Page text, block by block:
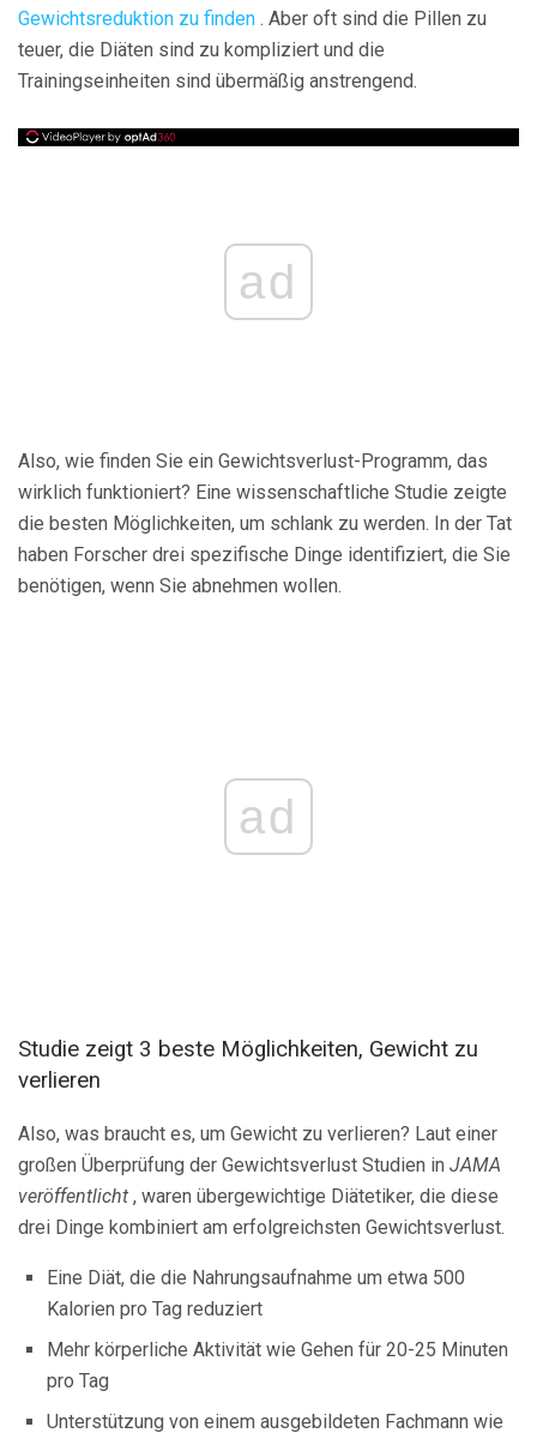
Gewichtsreduktion zu finden . Aber oft sind die Pillen zu
teuer, die Diäten sind zu kompliziert und die
Trainingseinheiten sind übermäßig anstrengend.
ad
Also, wie finden Sie ein Gewichtsverlust-Programm, das
wirklich funktioniert? Eine wissenschaftliche Studie zeigte
die besten Möglichkeiten, um schlank zu werden. In der Tat
haben Forscher drei spezifische Dinge identifiziert, die Sie
benötigen, wenn Sie abnehmen wollen.
ad
Studie zeigt 3 beste Möglichkeiten, Gewicht zu
verlieren
Also, was braucht es, um Gewicht zu verlieren? Laut einer
großen Überprüfung der Gewichtsverlust Studien in JAMA
veröffentlicht , waren übergewichtige Diätetiker, die diese
drei Dinge kombiniert am erfolgreichsten Gewichtsverlust.
Eine Diät, die die Nahrungsaufnahme um etwa 500
Kalorien pro Tag reduziert
Mehr körperliche Aktivität wie Gehen für 20-25 Minuten
pro Tag
Unterstützung von einem ausgebildeten Fachmann wie